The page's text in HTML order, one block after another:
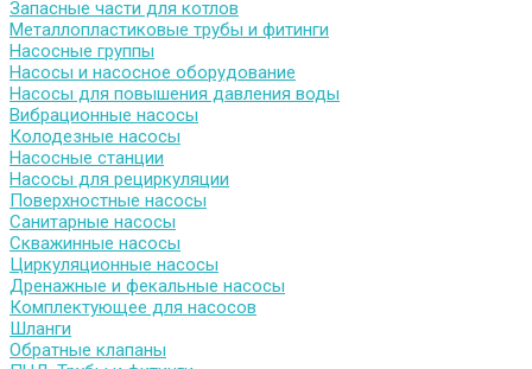
Запасные части для котлов
Металлопластиковые трубы и фитинги
Насосные группы
Насосы и насосное оборудование
Насосы для повышения давления воды
Вибрационные насосы
Колодезные насосы
Насосные станции
Насосы для рециркуляции
Поверхностные насосы
Санитарные насосы
Скважинные насосы
Циркуляционные насосы
Дренажные и фекальные насосы
Комплектующее для насосов
Шланги
Обратные клапаны